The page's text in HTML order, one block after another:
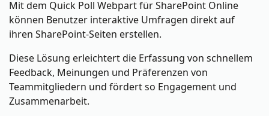
Mit dem Quick Poll Webpart für SharePoint Online
können Benutzer interaktive Umfragen direkt auf
ihren SharePoint-Seiten erstellen.
Diese Lösung erleichtert die Erfassung von schnellem
Feedback, Meinungen und Präferenzen von
Teammitgliedern und fördert so Engagement und
Zusammenarbeit.